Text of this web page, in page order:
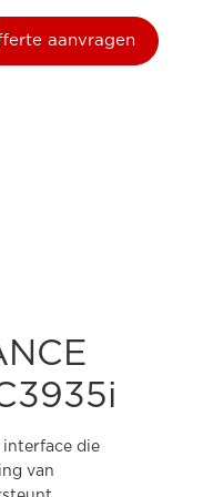
aanvragen
die
van